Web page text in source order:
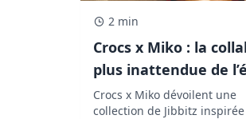
2 min
Crocs x Miko : la
plus inattendue de
qui transforme vos
chaussures
Crocs x Miko dévoilent une
collection de Jibbitz